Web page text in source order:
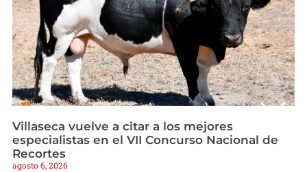
Villaseca vuelve a citar a los mejores
especialistas en el VII Concurso Nacional de
Recortes
agosto 6, 2026